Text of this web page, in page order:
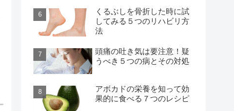
くるぶしを骨折した時に試
してみる５つのリハビリ方
法
頭痛の吐き気は要注意！疑
うべき５つの病とその対処
アボカドの栄養を知って効
果的に食べる７つのレシピ